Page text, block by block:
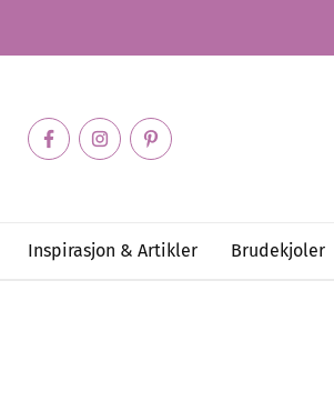
Inspirasjon & Artikler Brudekjoler